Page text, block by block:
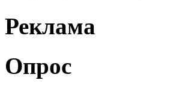
Реклама
Опрос